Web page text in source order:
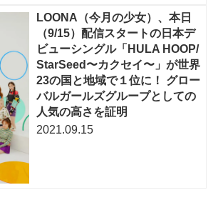
LOONA（今月の少女）、本日
（9/15）配信スタートの日本デ
ビューシングル「HULA HOOP/
StarSeed〜カクセイ〜」が世界
23の国と地域で１位に！ グロー
バルガールズグループとしての
人気の高さを証明
2021.09.15